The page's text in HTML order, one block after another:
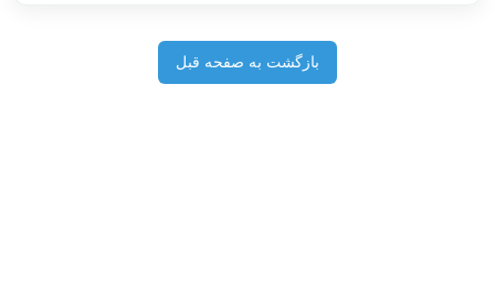
بازگشت به صفحه قبل